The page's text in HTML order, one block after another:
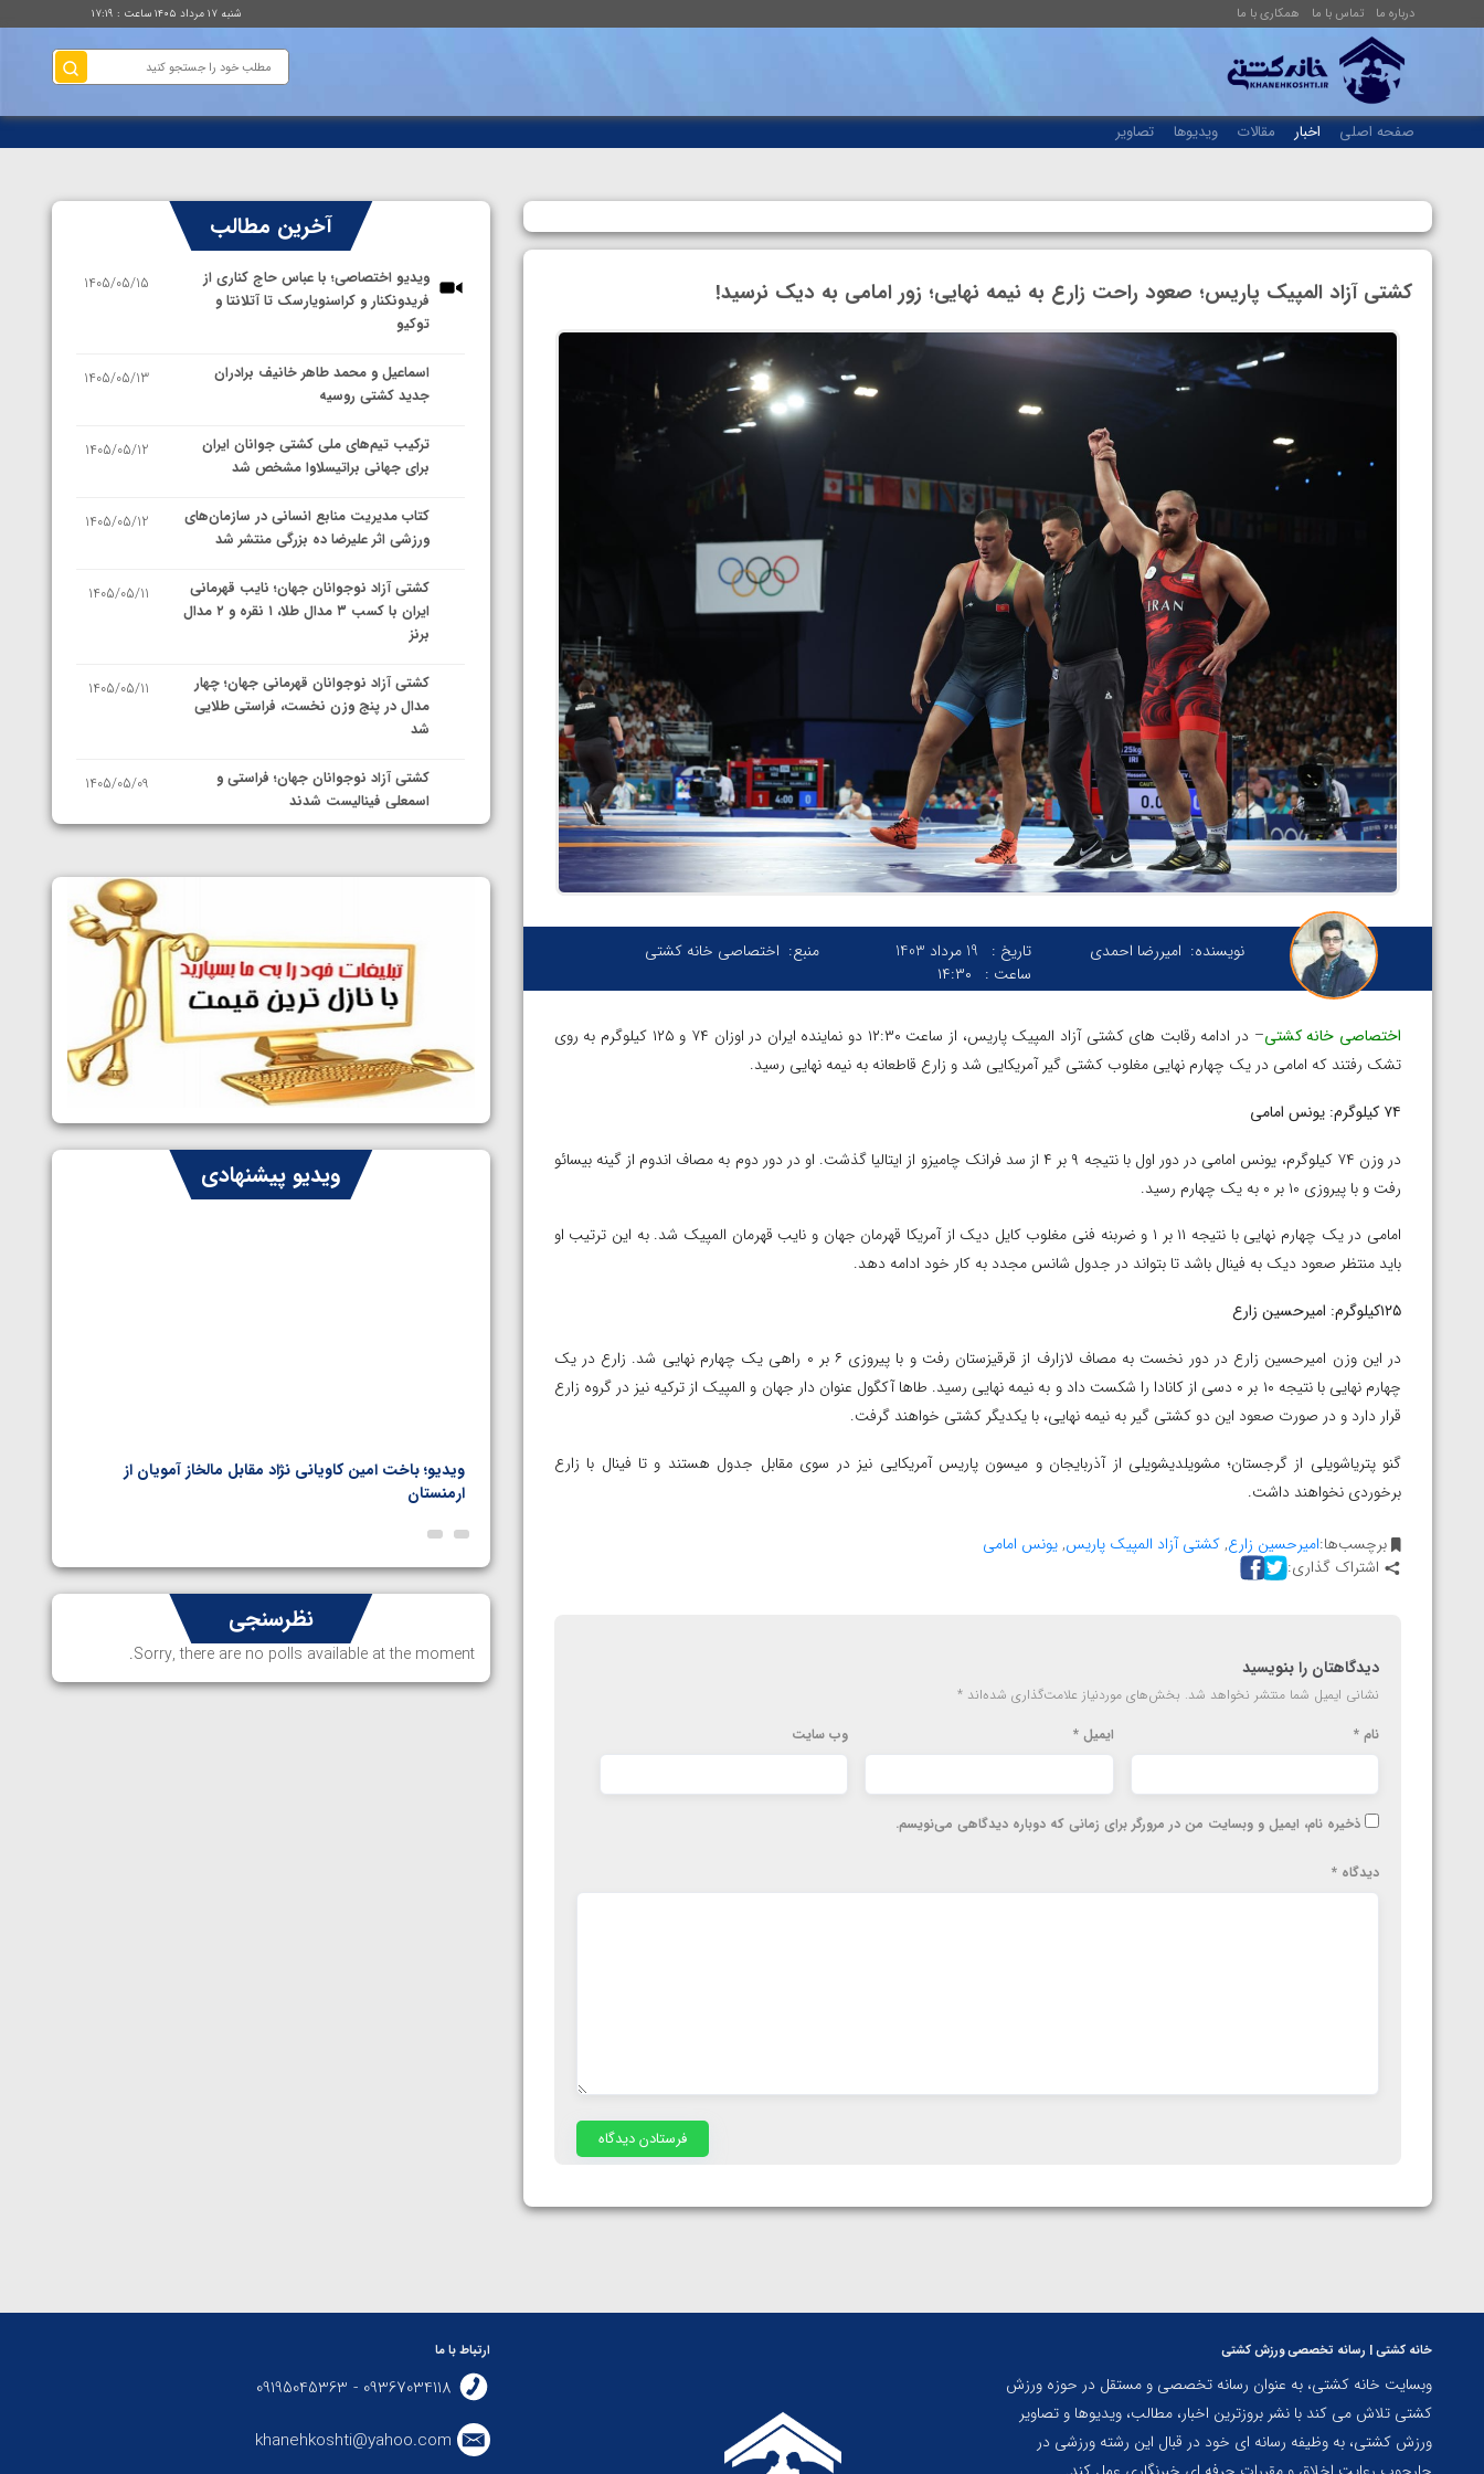
درباره ما تماس با ما همکاری با ما شنبه ۱۷ مرداد ۱۴۰۵ ساعت : ۱۷:۱۹
صفحه اصلی اخبار مقالات ویدیوها تصاویر
کشتی آزاد المپیک پاریس؛ صعود راحت زارع به نیمه نهایی؛ زور امامی به دیک نرسید!
نویسنده: امیررضا احمدی تاریخ :
19 مرداد 1403
ساعت :
۱۴:۳۰
منبع: اختصاصی خانه کشتی
اختصاصی خانه کشتی
– در ادامه رقابت های کشتی آزاد المپیک پاریس، از ساعت ۱۲:۳۰ دو نماینده ایران در اوزان ۷۴ و ۱۲۵ کیلوگرم به روی
تشک رفتند که امامی در یک چهارم نهایی مغلوب کشتی گیر آمریکایی شد و زارع قاطعانه به نیمه نهایی رسید.
۷۴ کیلوگرم: یونس امامی
در وزن ۷۴ کیلوگرم، یونس امامی در دور اول با نتیجه ۹ بر ۴ از سد فرانک چامیزو از ایتالیا گذشت. او در دور دوم به مصاف اندوم از گینه بیسائو
رفت و با پیروزی ۱۰ بر ۰ به یک چهارم رسید.
امامی در یک چهارم نهایی با نتیجه ۱۱ بر ۱ و ضربنه فنی مغلوب کایل دیک از آمریکا قهرمان جهان و نایب قهرمان المپیک شد. به این ترتیب او
باید منتظر صعود دیک به فینال باشد تا بتواند در جدول شانس مجدد به کار خود ادامه دهد.
۱۲۵کیلوگرم: امیرحسین زارع
در این وزن امیرحسین زارع در دور نخست به مصاف لازارف از قرقیزستان رفت و با پیروزی ۶ بر ۰ راهی یک چهارم نهایی شد. زارع در یک
چهارم نهایی با نتیجه ۱۰ بر ۰ دسی از کانادا را شکست داد و به نیمه نهایی رسید. طاها آکگول عنوان دار جهان و المپیک از ترکیه نیز در گروه زارع
قرار دارد و در صورت صعود این دو کشتی گیر به نیمه نهایی، با یکدیگر کشتی خواهند گرفت.
گنو پتریاشویلی از گرجستان؛ مشویلدیشویلی از آذربایجان و میسون پاریس آمریکایی نیز در سوی مقابل جدول هستند و تا فینال با زارع
برخوردی نخواهند داشت.
برچسب‌ها:امیرحسین زارع,کشتی آزاد المپیک پاریس,یونس امامی
اشتراک گذاری:
دیدگاهتان را بنویسید
نشانی ایمیل شما منتشر نخواهد شد. بخش‌های موردنیاز علامت‌گذاری شده‌اند *
نام * ایمیل* وب‌ سایت
ذخیره نام، ایمیل و وبسایت من در مرورگر برای زمانی که دوباره دیدگاهی می‌نویسم.
دیدگاه *
آخرین مطالب
ویدیو اختصاصی؛ با عباس حاج کناری از
فریدونکنار و کراسنویارسک تا آتلانتا و
توکیو
1405/05/15
اسماعیل و محمد طاهر خانیف برادران
جدید کشتی روسیه
1405/05/13
ترکیب تیم‌های ملی کشتی جوانان ایران
برای جهانی براتیسلاوا مشخص شد
1405/05/12
کتاب مدیریت منابع انسانی در سازمان‌های
ورزشی اثر علیرضا ده بزرگی منتشر شد
1405/05/12
کشتی آزاد نوجوانان جهان؛ نایب قهرمانی
ایران با کسب ۳ مدال طلا، ۱ نقره و ۲ مدال
برنز
1405/05/11
کشتی آزاد نوجوانان قهرمانی جهان؛ چهار
مدال در پنج وزن نخست، فراستی طلایی
شد
1405/05/11
کشتی آزاد نوجوانان جهان؛ فراستی و
اسمعلی فینالیست شدند
1405/05/09
نمایندگان ایران مشخص شدند
سوم برای ایران
1405/05/07
ایران چشم به راه چهار مدال در پنج وزن
دوم کشتی فرنگی نوجوانان جهان
1405/05/06
ویدیو پیشنهادی
الکسانیان در فینال
ویدیو؛ برد قاطع مهمدی مقابل کلمبیا در دور اول المپیک
پاریس
ویدیو؛ کسب مدال برنز المپیک پاریس توسط امین میرزازاده
ویدیو؛ باخت امین کاویانی نژاد مقابل مالخاز آمویان از
ارمنستان
نظرسنجی
Sorry, there are no polls available at the moment.
خانه کشتی | رسانه تخصصی ورزش کشتی
وبسایت خانه کشتی، به عنوان رسانه تخصصی و مستقل در حوزه ورزش
کشتی تلاش می کند با نشر بروزترین اخبار، مطالب، ویدیوها و تصاویر
ورزش کشتی، به وظیفه رسانه ای خود در قبال این رشته ورزشی در
ارتباط با ما
09367034118 - 09195045363
khanehkoshti@yahoo.com